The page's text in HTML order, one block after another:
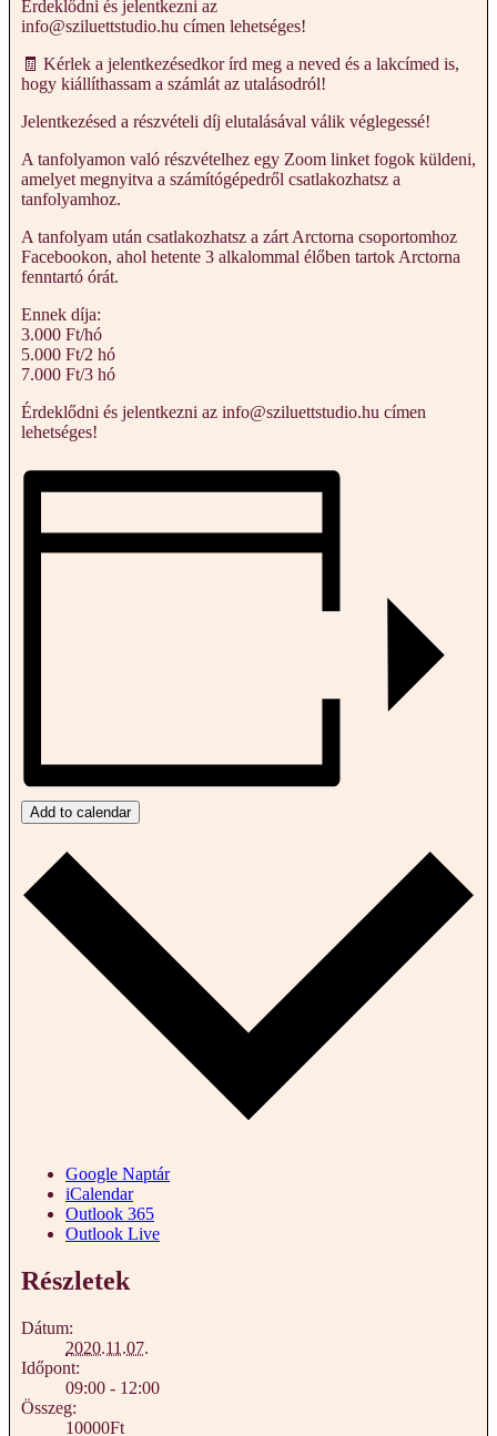
Érdeklődni és jelentkezni az
info@sziluettstudio.hu címen lehetséges!
🧾 Kérlek a jelentkezésedkor írd meg a neved és a lakcímed is,
hogy kiállíthassam a számlát az utalásodról!
Jelentkezésed a részvételi díj elutalásával válik véglegessé!
A tanfolyamon való részvételhez egy Zoom linket fogok küldeni,
amelyet megnyitva a számítógépedről csatlakozhatsz a
tanfolyamhoz.
A tanfolyam után csatlakozhatsz a zárt Arctorna csoportomhoz
Facebookon, ahol hetente 3 alkalommal élőben tartok Arctorna
fenntartó órát.
Ennek díja:
3.000 Ft/hó
5.000 Ft/2 hó
7.000 Ft/3 hó
Érdeklődni és jelentkezni az info@sziluettstudio.hu címen
lehetséges!
Add to calendar
Google Naptár
iCalendar
Outlook 365
Outlook Live
Részletek
Dátum:
2020.11.07.
Időpont:
09:00 - 12:00
Összeg:
10000Ft